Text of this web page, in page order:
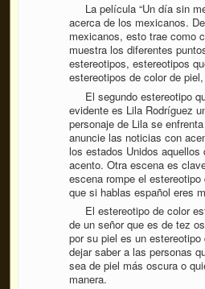
La película “Un día sin
acerca de los mexicanos.
mexicanos, esto trae como
muestra los diferentes
estereotipos, estereotipos
estereotipos de color de
El segundo estereotipo
evidente es Lila Rodríguez
personaje de Lila se
anuncie las noticias con
los estados Unidos aquellos
acento. Otra escena es
escena rompe el
que si hablas español eres
El estereotipo de color
de un señor que es de tez
por su piel es un
dejar saber a las personas
sea de piel más oscura o
manera.